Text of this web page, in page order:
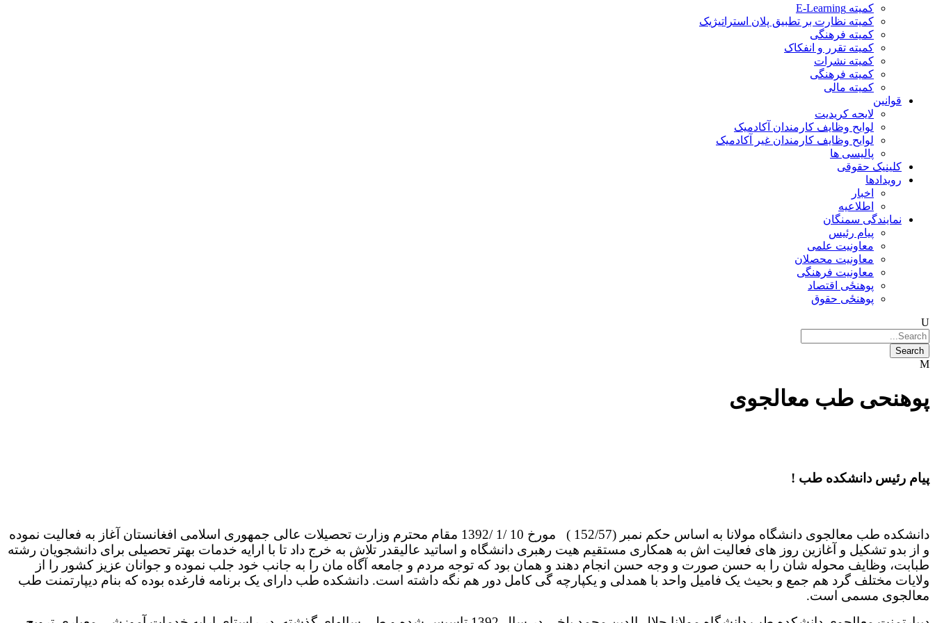
کمیته E-Learning
کمیته نظارت بر تطبیق پلان استراتیژیک
کمیته فرهنگی
کمیته تقرر و انفکاک
کمیته نشرات
کمیته فرهنگی
کمیته مالی
قوانین
لایحه کریدیت
لوایح وظایف کارمندان آکادمیک
لوایح وظایف کارمندان غیر آکادمیک
پالیسی ها
کلینیک حقوقی
رویدادها
اخبار
اطلاعیه
نمایندگی سمنگان
پیام رئیس
معاونیت علمی
معاونیت محصلان
معاونیت فرهنگی
پوهنځی اقتصاد
پوهنځی حقوق
پوهنحی طب معالجوی
پیام رئیس دانشکده طب !
دانشکده طب معالجوی دانشگاه مولانا به اساس حکم نمبر (152/57 ) مورخ 10 /1 /1392 مقام محترم وزارت تحصیلات عالی جمهوری اسلامی افغانستان آغاز به فعالیت نموده
و از بدو تشکیل و آغازین روز های فعالیت اش به همکاری مستقیم هیت رهبری دانشگاه و اساتید عالیقدر تلاش به خرج داد تا با ارایه خدمات بهتر تحصیلی برای دانشجویان رشته
طبابت، وظایف محوله شان را به حسن صورت و وجه حسن انجام دهند و همان بود که توجه مردم و جامعه آگاه مان را به جانب خود جلب نموده و جوانان عزیز کشور را از
ولایات مختلف گرد هم جمع و بحیث یک فامیل واحد با همدلی و یکپارچه گی کامل دور هم نگه داشته است. دانشکده طب دارای یک برنامه فارغده بوده که بنام دیپارتمنت طب
معالجوی مسمی است.